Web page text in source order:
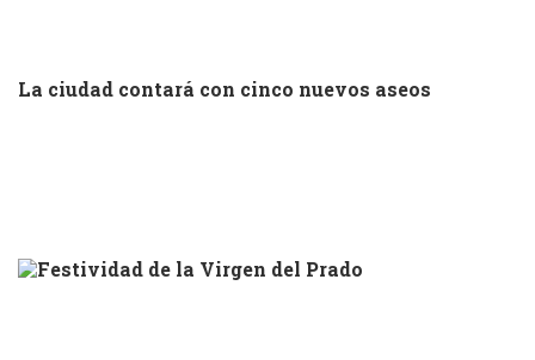
La ciudad contará con cinco nuevos aseos